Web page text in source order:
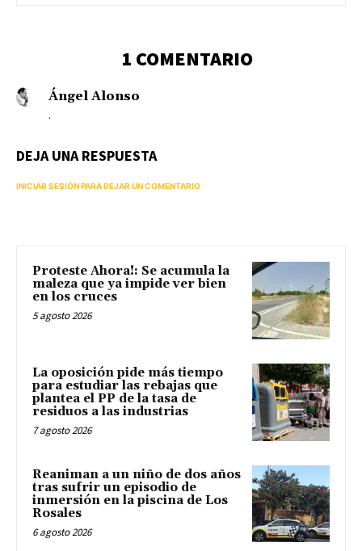
1 COMENTARIO
Ángel Alonso
.
DEJA UNA RESPUESTA
INICIAR SESIÓN PARA DEJAR UN COMENTARIO
Proteste Ahora!: Se acumula la
maleza que ya impide ver bien
en los cruces
5 agosto 2026
La oposición pide más tiempo
para estudiar las rebajas que
plantea el PP de la tasa de
residuos a las industrias
7 agosto 2026
Reaniman a un niño de dos años
tras sufrir un episodio de
inmersión en la piscina de Los
Rosales
6 agosto 2026